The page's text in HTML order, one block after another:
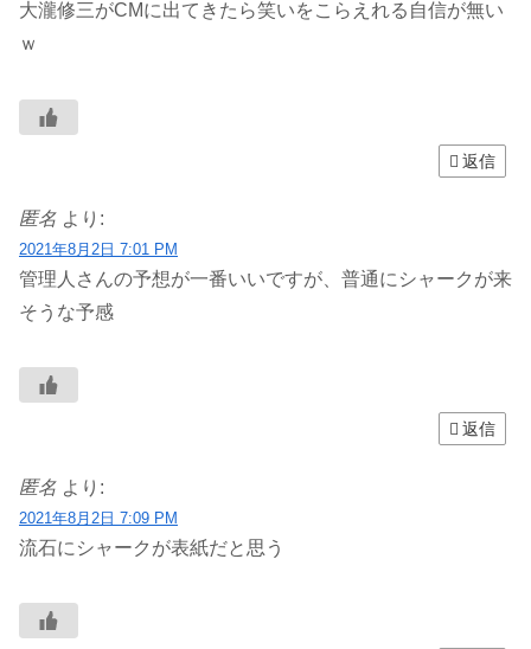
大瀧修三がCMに出てきたら笑いをこらえれる自信が無い
ｗ
返信
匿名 より:
2021年8月2日 7:01 PM
管理人さんの予想が一番いいですが、普通にシャークが来
そうな予感
返信
匿名 より:
2021年8月2日 7:09 PM
流石にシャークが表紙だと思う